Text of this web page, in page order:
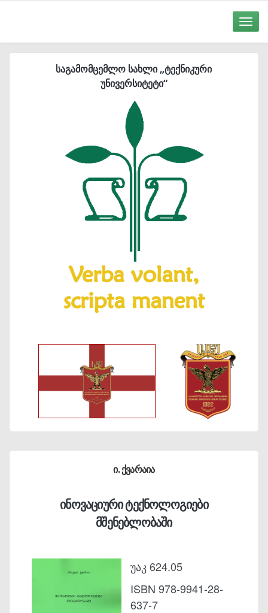
Toggle
საგამომცემლო სახლი „ტექნიკური
უნივერსიტეტი“
ი. ქვარაია
ინოვაციური ტექნოლოგიები
მშენებლობაში
უაკ 624.05
ISBN 978-9941-28-
637-7